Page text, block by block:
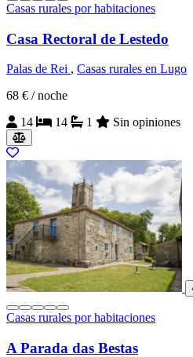
Casas rurales por habitaciones
Casa Rectoral de Lestedo
Palas de Rei , Casas rurales en Lugo
68 € / noche
14
14 1 Sin opiniones
Casas rurales por habitaciones
A Parada das Bestas